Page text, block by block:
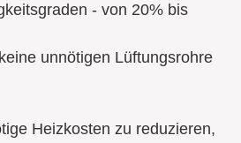
- von 20% bis
unnötigen Lüftungsrohre
Heizkosten zu reduzieren,